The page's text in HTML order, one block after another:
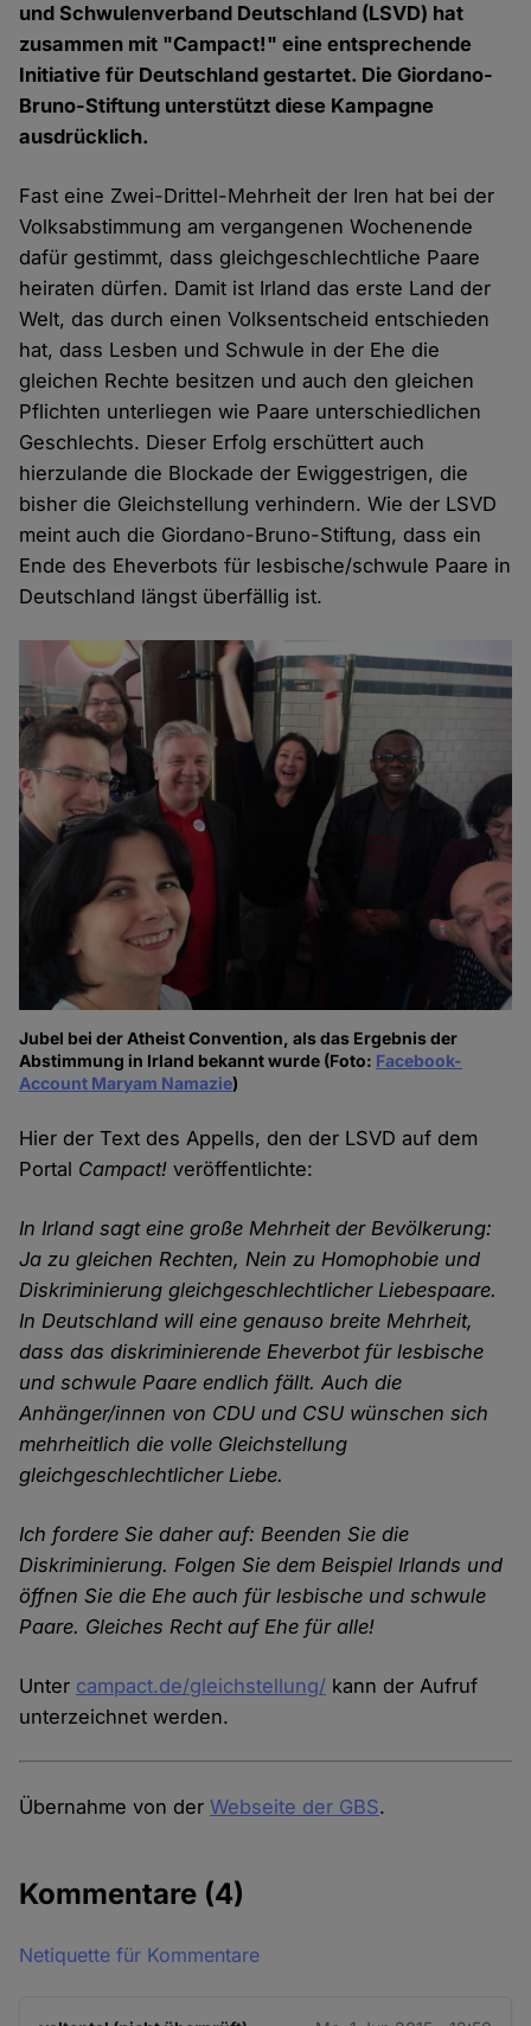
und Schwulenverband Deutschland (LSVD) hat
zusammen mit "Campact!" eine entsprechende
Initiative für Deutschland gestartet. Die Giordano-
Bruno-Stiftung unterstützt diese Kampagne
ausdrücklich.
Fast eine Zwei-Drittel-Mehrheit der Iren hat bei der
Volksabstimmung am vergangenen Wochenende
dafür gestimmt, dass gleichgeschlechtliche Paare
heiraten dürfen. Damit ist Irland das erste Land der
Welt, das durch einen Volksentscheid entschieden
hat, dass Lesben und Schwule in der Ehe die
gleichen Rechte besitzen und auch den gleichen
Pflichten unterliegen wie Paare unterschiedlichen
Geschlechts. Dieser Erfolg erschüttert auch
hierzulande die Blockade der Ewiggestrigen, die
bisher die Gleichstellung verhindern. Wie der LSVD
meint auch die Giordano-Bruno-Stiftung, dass ein
Ende des Eheverbots für lesbische/schwule Paare in
Deutschland längst überfällig ist.
Jubel bei der Atheist Convention, als das Ergebnis der
Abstimmung in Irland bekannt wurde (Foto: Facebook-
Account Maryam Namazie)
Hier der Text des Appells, den der LSVD auf dem
Portal Campact! veröffentlichte:
In Irland sagt eine große Mehrheit der Bevölkerung:
Ja zu gleichen Rechten, Nein zu Homophobie und
Diskriminierung gleichgeschlechtlicher Liebespaare.
In Deutschland will eine genauso breite Mehrheit,
dass das diskriminierende Eheverbot für lesbische
und schwule Paare endlich fällt. Auch die
Anhänger/innen von CDU und CSU wünschen sich
mehrheitlich die volle Gleichstellung
gleichgeschlechtlicher Liebe.
Ich fordere Sie daher auf: Beenden Sie die
Diskriminierung. Folgen Sie dem Beispiel Irlands und
öffnen Sie die Ehe auch für lesbische und schwule
Paare. Gleiches Recht auf Ehe für alle!
Unter campact.de/gleichstellung/ kann der Aufruf
unterzeichnet werden.
Übernahme von derWebseite der GBS.
Kommentare (4)
Netiquette für Kommentare